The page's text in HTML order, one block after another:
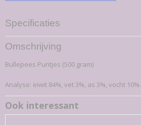
Specificaties
Productcode
74-K
EAN code
Productcode leverancier
74-K
Bruto gewicht
Omschrijving
Bullepees Puntjes (500 gram)
Analyse: eiwit 84%, vet 3%, as 3%, vocht 10%.
Ook interessant